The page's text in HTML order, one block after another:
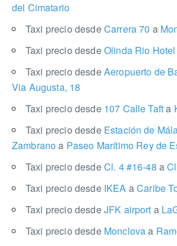
del Cimatario
Taxi precio desdeCarrera 70 a
Taxi precio desdeOlinda Rio Hotel
Taxi precio desdeAeropuerto de
Via Augusta, 18
Taxi precio desde 107 Calle Tafta
Taxi precio desde Estación de
Zambranoa Paseo Marítimo Rey de
Taxi precio desdeCl. 4 #16-48 a
Taxi precio desde IKEA aCaribe
Taxi precio desdeJFK airport a
Taxi precio desde Monclovaa